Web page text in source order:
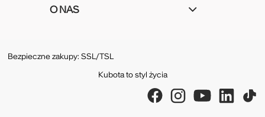
O NAS
Bezpieczne zakupy: SSL/TSL
Kubota to styl życia